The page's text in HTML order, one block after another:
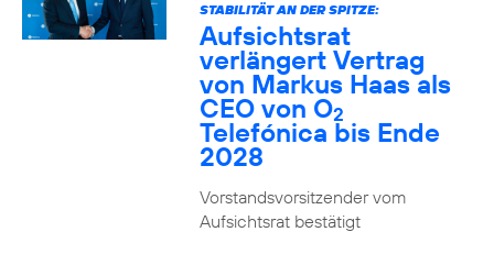
STABILITÄT AN DER SPITZE:
Aufsichtsrat
verlängert Vertrag
von Markus Haas als
CEO von O2
Telefónica bis Ende
2028
Vorstandsvorsitzender vom
Aufsichtsrat bestätigt